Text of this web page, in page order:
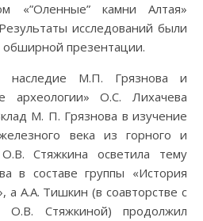
«”Оленные” камни Алтая»
исследований были
презентации.
наследие М.П. Грязнова и
археологии» О.С. Лихачева
М. П. Грязнова в изучение
века из горного и
О.В. Стяжкина осветила тему
в составе группы «История
а А.А. Тишкин (в соавторстве с
Стяжкиной) продолжил